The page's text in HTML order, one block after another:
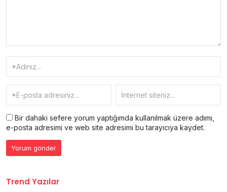
Bir dahaki sefere yorum yaptığımda kullanılmak üzere adımı,
e-posta adresimi ve web site adresimi bu tarayıcıya kaydet.
Trend Yazılar